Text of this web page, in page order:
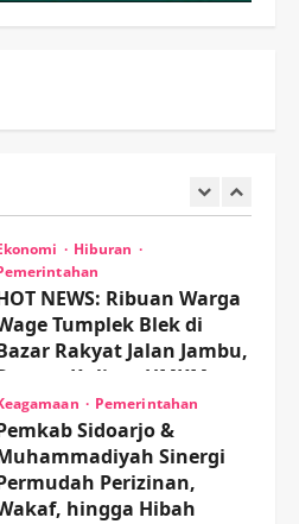
Mesin Menuju Piala Soccer
Hiburan
NEWS: Ribuan Warga
Tumplek Blek di
Rakyat Jalan Jambu,
Kuliner UMKM
Nonton Jaranan!
wartanusa 4 Agustus 2026
Pemerintahan
Sidoarjo &
Sinergi
Perizinan,
hingga Hibah